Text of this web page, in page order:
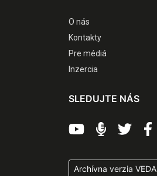
O nás
Kontakty
Pre médiá
Inzercia
SLEDUJTE NÁS
Archívna verzia